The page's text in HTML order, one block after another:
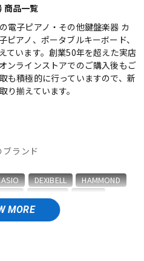
アコギ/エレアコ
ウクレレ
電子ピアノ
商品一覧
電子ピアノ・その他鍵盤楽器 カ
アノ、ポータブルキーボード、
ています。創業50年を超えた実店
ンラインストアでのご購入後もご
も積極的に行っていますので、新
揃えています。
ランド
MORE
DEXIBELL
HAMMOND
（CLAVIA）
TOMBO